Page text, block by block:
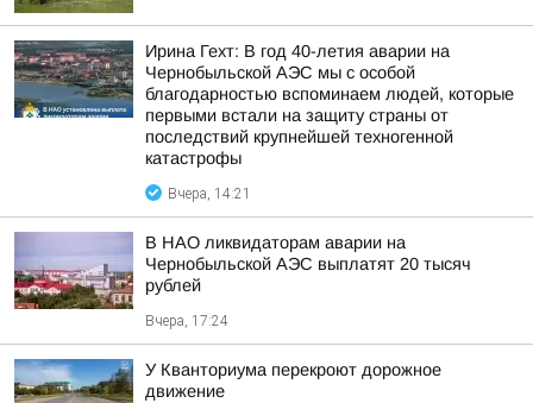
Ирина Гехт: В год 40-летия аварии на
Чернобыльской АЭС мы с особой
благодарностью вспоминаем людей, которые
первыми встали на защиту страны от
последствий крупнейшей техногенной
катастрофы
Вчера, 14:21
В НАО ликвидаторам аварии на
Чернобыльской АЭС выплатят 20 тысяч
рублей
Вчера, 17:24
У Кванториума перекроют дорожное
движение